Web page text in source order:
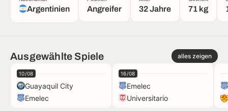
Argentinien Angreifer 32 Jahre 71 kg
Ausgewählte Spiele alles zeigen
10/08
Guayaquil City
Emelec
16/08
Emelec
Universitario